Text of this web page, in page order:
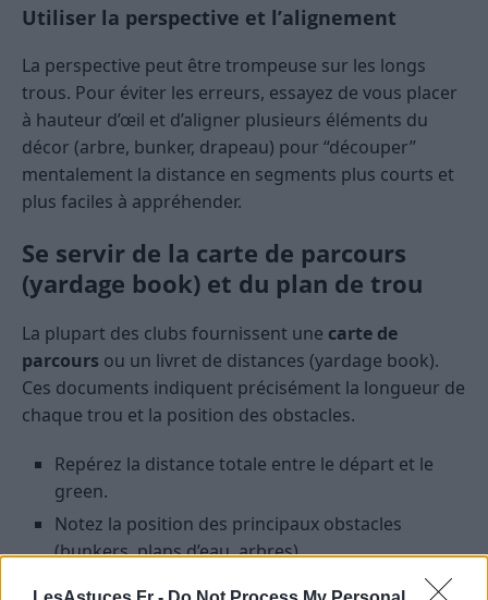
Utiliser la perspective et l’alignement
La perspective peut être trompeuse sur les longs
trous. Pour éviter les erreurs, essayez de vous placer
à hauteur d’œil et d’aligner plusieurs éléments du
décor (arbre, bunker, drapeau) pour “découper”
mentalement la distance en segments plus courts et
plus faciles à appréhender.
Se servir de la carte de parcours
(yardage book) et du plan de trou
La plupart des clubs fournissent une carte de
parcours ou un livret de distances (yardage book).
Ces documents indiquent précisément la longueur de
chaque trou et la position des obstacles.
Repérez la distance totale entre le départ et le
green.
Notez la position des principaux obstacles
(bunkers, plans d’eau, arbres).
Estimez la distance parcourue à chaque coup en